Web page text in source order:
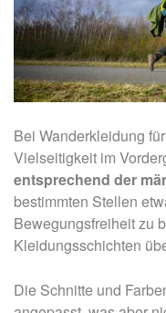
Bei Wanderkleidung
Vielseitigkeit im
entsprechend der
bestimmten Stellen
Bewegungsfreiheit zu
Kleidungsschichten
Die Schnitte und